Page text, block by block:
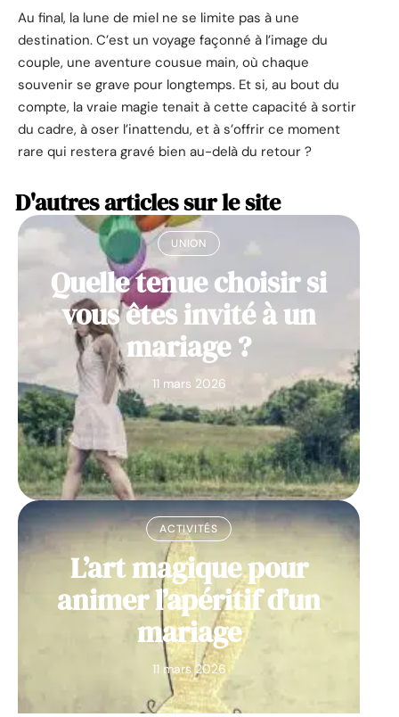
Au final, la lune de miel ne se limite pas à une
destination. C’est un voyage façonné à l’image du
couple, une aventure cousue main, où chaque
souvenir se grave pour longtemps. Et si, au bout du
compte, la vraie magie tenait à cette capacité à sortir
du cadre, à oser l’inattendu, et à s’offrir ce moment
rare qui restera gravé bien au-delà du retour ?
D'autres articles sur le site
UNION
Quelle tenue choisir si
vous êtes invité à un
mariage ?
11 mars 2026
ACTIVITÉS
L’art magique pour
animer l’apéritif d’un
mariage
11 mars 2026